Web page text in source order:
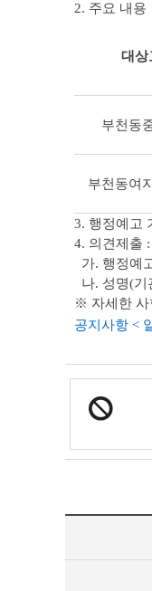
2. 주요 내용
대상
부천동
부천동여
3. 행정예고
4. 의견제출
가. 행정예
나. 성명(기
※ 자세한 사
공지사항 <
식